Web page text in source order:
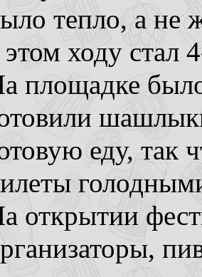
тепло, а не
этом ходу стал
площадке
еду, так
открытии